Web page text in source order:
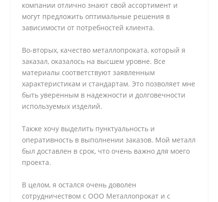
компании отлично знают свой ассортимент и
могут предложить оптимальные решения в
зависимости от потребностей клиента.
Во-вторых, качество металлопроката, который я
заказал, оказалось на высшем уровне. Все
материалы соответствуют заявленным
характеристикам и стандартам. Это позволяет мне
быть уверенным в надежности и долговечности
используемых изделий.
Также хочу выделить пунктуальность и
оперативность в выполнении заказов. Мой металл
был доставлен в срок, что очень важно для моего
проекта.
В целом, я остался очень доволен
сотрудничеством с ООО Металлопрокат и с